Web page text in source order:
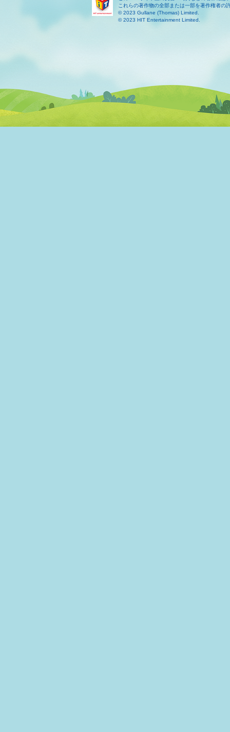
これらの著作物の全部または一部を著作権者の
© 2023 Gullane (Thomas) Limited.
© 2023 HIT Entertainment Limited.